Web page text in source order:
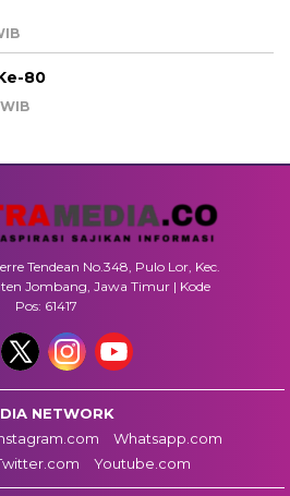
80
Tendean No.348, Pulo Lor, Kec.
Jombang, Jawa Timur | Kode
Pos: 61417
NETWORK
Whatsapp.com
Youtube.com